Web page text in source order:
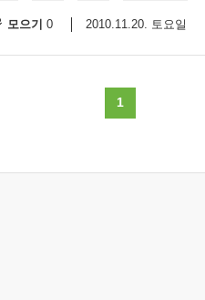
모으기 0 2010.11.20. 토요일
1